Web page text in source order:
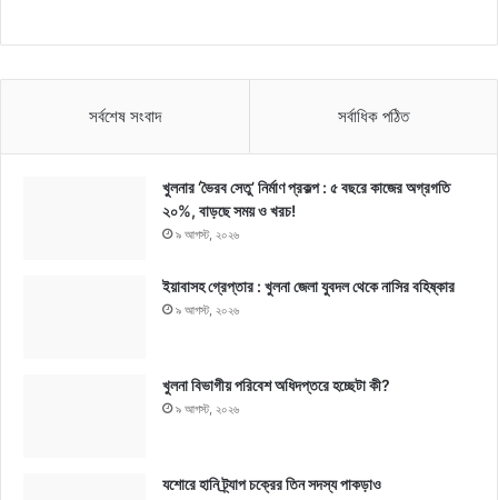
সর্বশেষ সংবাদ সর্বাধিক পঠিত
খুলনার ‘ভৈরব সেতু’ নির্মাণ প্রকল্প : ৫ বছরে কাজের অগ্রগতি
২০%, বাড়ছে সময় ও খরচ!
৯ আগস্ট, ২০২৬
ইয়াবাসহ গ্রেপ্তার : খুলনা জেলা যুবদল থেকে নাসির বহিষ্কার
৯ আগস্ট, ২০২৬
খুলনা বিভাগীয় পরিবেশ অধিদপ্তরে হচ্ছেটা কী?
৯ আগস্ট, ২০২৬
যশোরে হানি ট্র্যাপ চক্রের তিন সদস্য পাকড়াও